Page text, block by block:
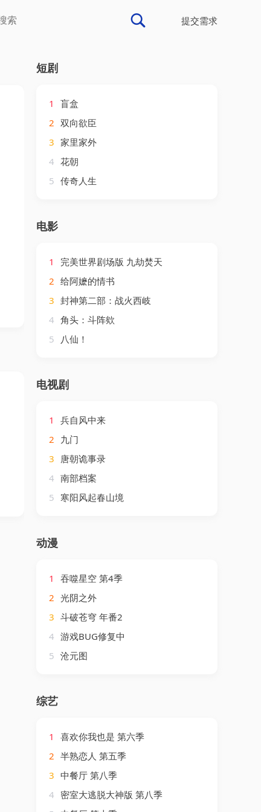
提交需求
短剧
1
盲盒
2 双向欲臣
3 家里家外
4 花朝
5 传奇人生
电影
1
完美世界剧场版 九劫焚天
2 给阿嬷的情书
3 封神第二部：战火西岐
4 角头：斗阵欸
5
八仙！
电视剧
1
兵自风中来
2 九门
3 唐朝诡事录
4 南部档案
5 寒阳风起春山境
动漫
1
吞噬星空 第4季
2 光阴之外
3 斗破苍穹 年番2
4 游戏BUG修复中
5 沧元图
综艺
1
喜欢你我也是 第六季
2 半熟恋人 第五季
3 中餐厅 第八季
4 密室大逃脱大神版 第八季